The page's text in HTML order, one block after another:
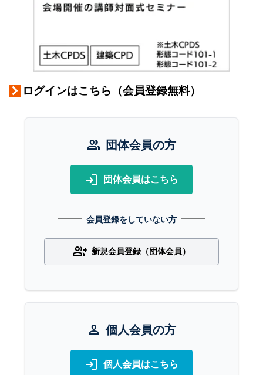
ログインはこちら（会員登録無料）
group 団体会員の方
login 団体会員はこちら
会員登録をしていない方
group_add 新規会員登録（団体会員）
person 個人会員の方
login 個人会員はこちら